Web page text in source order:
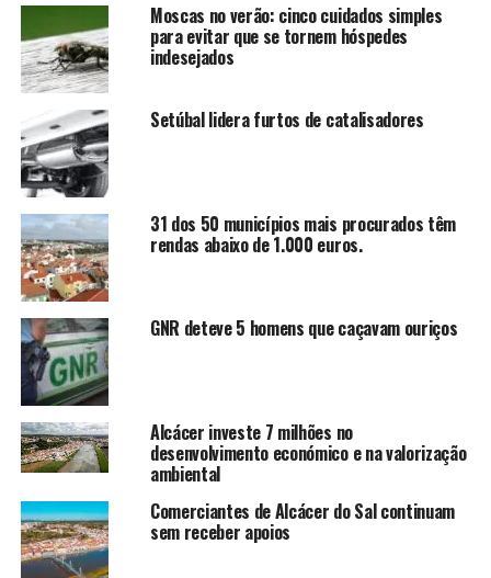
Moscas no verão: cinco cuidados simples
para evitar que se tornem hóspedes
indesejados
Setúbal lidera furtos de catalisadores
31 dos 50 municípios mais procurados têm
rendas abaixo de 1.000 euros.
GNR deteve 5 homens que caçavam ouriços
Alcácer investe 7 milhões no
desenvolvimento económico e na valorização
ambiental
Comerciantes de Alcácer do Sal continuam
sem receber apoios